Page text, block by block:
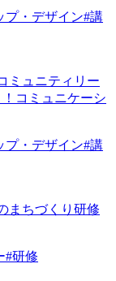
プ・デザイン#講
ミュニティリー
コミュニケーシ
プ・デザイン#講
まちづくり研修
#研修